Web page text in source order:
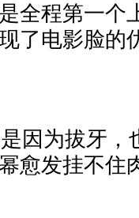
全程第一个
了电影脸的
因为拔牙，
愈发挂不住